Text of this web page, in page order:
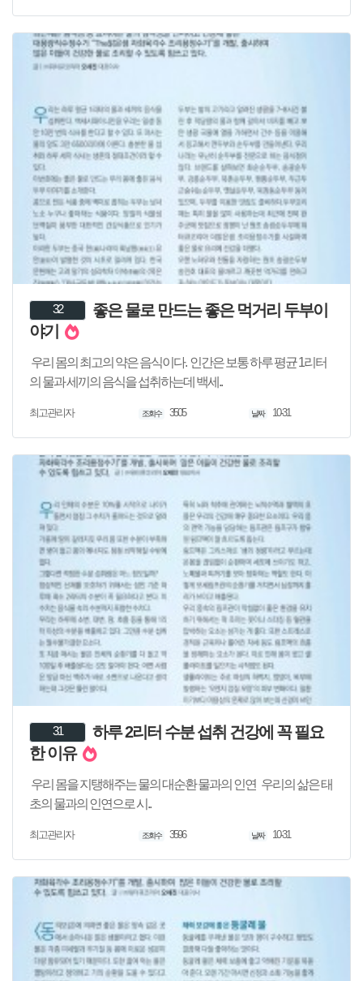
32
좋은 물로 만드는 좋은 먹거리 두부이
야기
우리 몸의 최고의 약은 음식이다. 인간은 보통 하루 평균 1리터
의 물과 세끼의 음식을 섭취하는데 백세..
최고관리자 조회수 3505 날짜 10-31
31
하루 2리터 수분 섭취 건강에 꼭 필요
한 이유
우리 몸을 지탱해주는 물의 대순환 물과의 인연 우리의 삶은 태
초의 물과의 인연으로 시..
최고관리자 조회수 3596 날짜 10-31